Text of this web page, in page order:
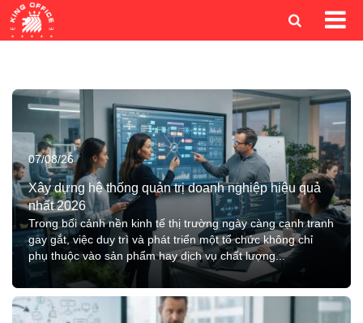
07/08/26
Xây dựng hệ thống quản trị doanh nghiệp hiệu quả
nhất 2026
Trong bối cảnh nền kinh tế thị trường ngày càng cạnh tranh
gay gắt, việc duy trì và phát triển một tổ chức không chỉ
phụ thuộc vào sản phẩm hay dịch vụ chất lượng...